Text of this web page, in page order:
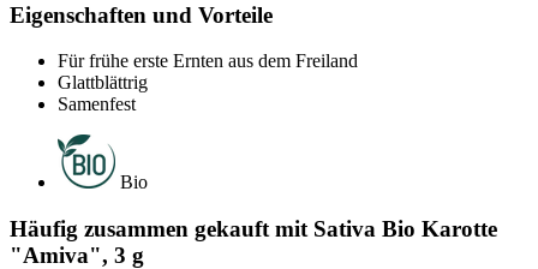
Eigenschaften und Vorteile
Für frühe erste Ernten aus dem Freiland
Glattblättrig
Samenfest
Bio
Häufig zusammen gekauft mit Sativa Bio Karotte
"Amiva", 3 g